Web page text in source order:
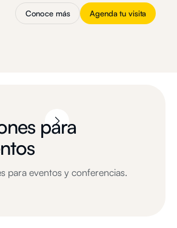
Conoce más Agenda tu visita
para
para eventos y conferencias.